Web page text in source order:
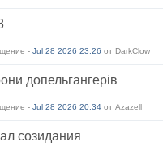
- Jul 28 2026 23:26 от DarkClow
допельгангерів
- Jul 28 2026 20:34 от Azazell
созидания